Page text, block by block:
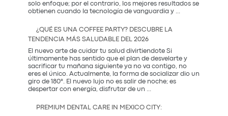
solo enfoque; por el contrario, los mejores resultados se
obtienen cuando la tecnología de vanguardia y
y
la
Tradición
¿QUÉ ES UNA COFFEE PARTY? DESCUBRE LA
TENDENCIA MÁS SALUDABLE DEL 2026
El nuevo arte de cuidar tu salud divirtiendote Si
últimamente has sentido que el plan de desvelarte y
sacrificar tu mañana siguiente ya no va contigo, no
eres el único. Actualmente, la forma de socializar dio un
giro de 180°. El nuevo lujo no es salir de noche; es
despertar con energía, disfrutar de un ...
una
PREMIUM DENTAL CARE IN MEXICO CITY: